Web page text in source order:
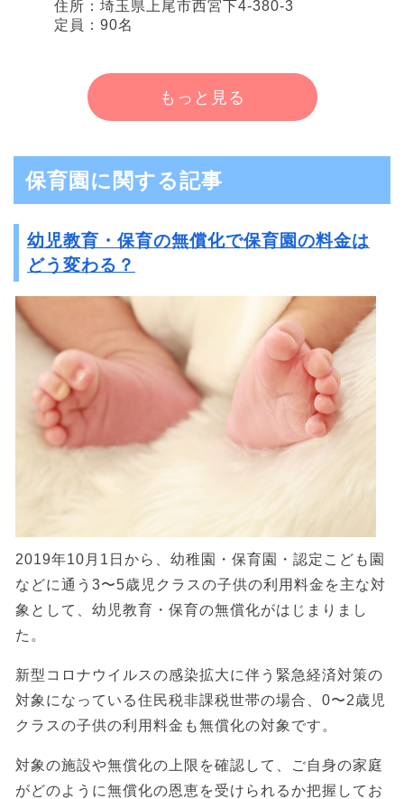
住所：埼玉県上尾市西宮下4-380-3
定員：90名
もっと見る
保育園に関する記事
幼児教育・保育の無償化で保育園の料金は
どう変わる？
2019年10月1日から、幼稚園・保育園・認定こども園
などに通う3〜5歳児クラスの子供の利用料金を主な対
象として、幼児教育・保育の無償化がはじまりまし
た。
新型コロナウイルスの感染拡大に伴う緊急経済対策の
対象になっている住民税非課税世帯の場合、0〜2歳児
クラスの子供の利用料金も無償化の対象です。
対象の施設や無償化の上限を確認して、ご自身の家庭
がどのように無償化の恩恵を受けられるか把握してお